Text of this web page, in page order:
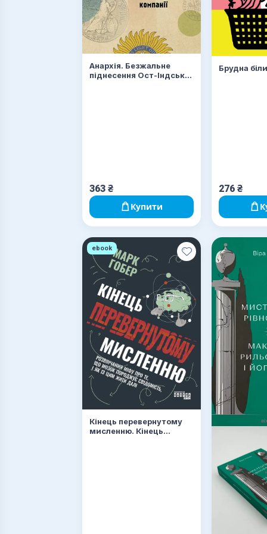
Анархія. Безжальне
піднесення Ост-Індської
363 ₴
Купити
Брудна
276₴
ebook
Кінець перевернутому
мисленню. Кінець